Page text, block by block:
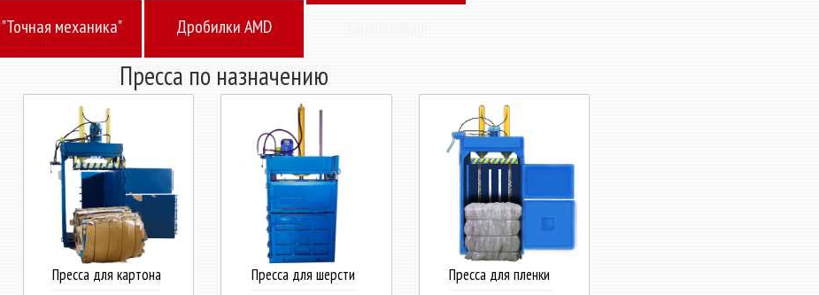
"Точная механика" Дробилки AMD
Пресса по назначению
Пресса для картона
Пресса для шерсти
Пресса для пленки